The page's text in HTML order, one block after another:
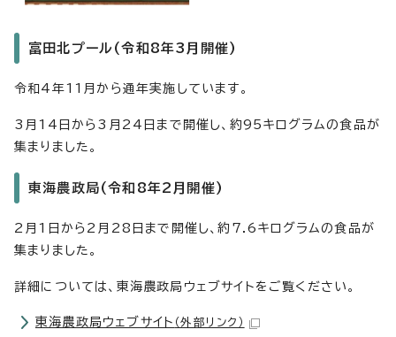
富田北プール(令和8年3月開催)
令和4年11月から通年実施しています。
3月14日から3月24日まで開催し、約95キログラムの食品が
集まりました。
東海農政局(令和8年2月開催)
2月1日から2月28日まで開催し、約7.6キログラムの食品が
集まりました。
詳細については、東海農政局ウェブサイトをご覧ください。
東海農政局ウェブサイト （外部リンク）